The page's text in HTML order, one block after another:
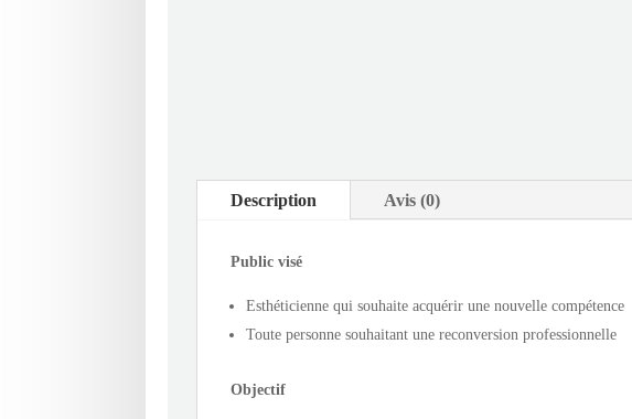
Description Avis (0)
Public visé
Esthéticienne qui souhaite acquérir une nouvelle compétence
Toute personne souhaitant une reconversion professionnelle
Objectif